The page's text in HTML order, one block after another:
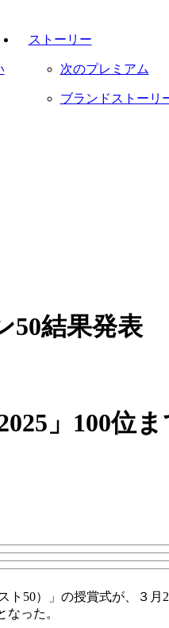
ストーリー
次のプレミアム
ブランドストーリ
50結果発表
」100位
スト50）」の授賞式が、
なった。